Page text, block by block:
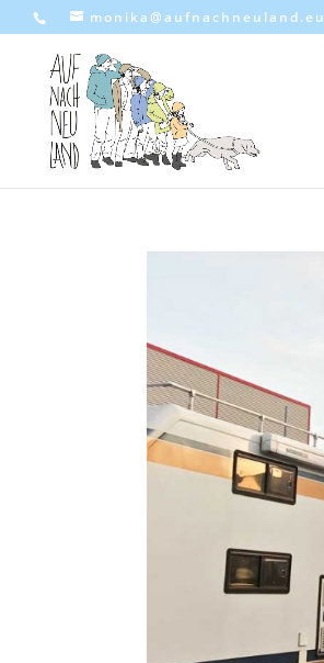
monika@aufnachneuland.eu